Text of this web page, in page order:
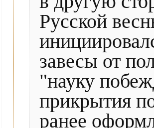
Русской
завесы от
"науку
прикрытия
ранее